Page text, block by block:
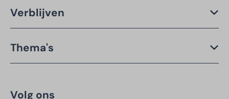
Verblijven
Thema's
Volg ons